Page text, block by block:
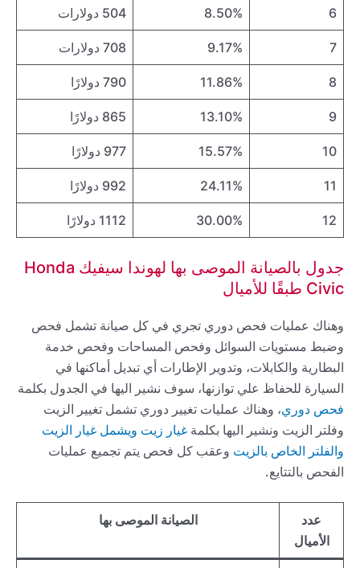
6
8.50% 504 دولارات
7
9.17% 708 دولارات
8
11.86% 790 دولارًا
9
13.10% 865 دولارًا
10
15.57% 977 دولارًا
11
24.11% 992 دولارًا
12
30.00% 1112 دولارًا
جدول بالصيانة الموصى بها لهوندا سيفيك Honda
Civic طبقًا للأميال
وهناك عمليات فحص دوري تجري في كل صيانة تشمل فحص
وضبط مستويات السوائل وفحص المساحات وفحص خدمة
البطارية والكابلات، وتدوير الإطارات أي تبديل أماكنها في
السيارة للحفاظ علي توازنها، سوف نشير اليها في الجدول بكلمة
فحص دوري، وهناك عمليات تغيير دوري تشمل تغيير الزيت
وفلتر الزيت ونشير اليها بكلمة غيار زيت ويشمل غيار الزيت
والفلتر الخاص بالزيت وعقب كل فحص يتم تجميع عمليات
الفحص بالتتايع.
عدد
الأميال
الصيانة الموصى بها